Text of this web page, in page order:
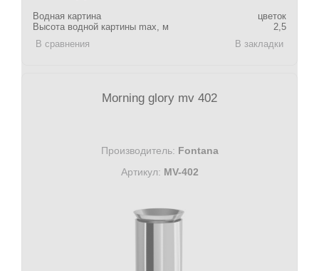
Водная картина
цветок
Высота водной картины max, м
2,5
В сравнения
В закладки
Morning glory mv 402
Производитель: Fontana
Артикул: MV-402